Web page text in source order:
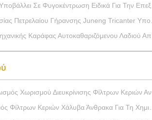
Ειδικά Για Την Επεξεργασία Πετρελαίου Γήρανσης
Γήρανσης Juneng Tricanter Υποβάλλει Σε Φυγοκέντρωση
Αυτοκαθαριζόμενου Λαδιού Από Ανοξείδωτο Χάλυβα
Χωρισμού Διευκρίνισης Φίλτρων Κεριών Ανοξείδωτου
Κεριών Χάλυβα Άνθρακα Για Τη Χημική Ουσία